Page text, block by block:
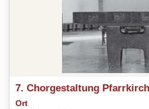
7. Chorgestaltung
Ort